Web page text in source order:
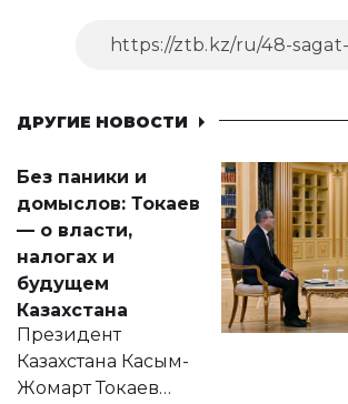
ДРУГИЕ НОВОСТИ
Без паники и
домыслов: Токаев
— о власти,
налогах и
будущем
Казахстана
Президент
Казахстана Касым-
Жомарт Токаев